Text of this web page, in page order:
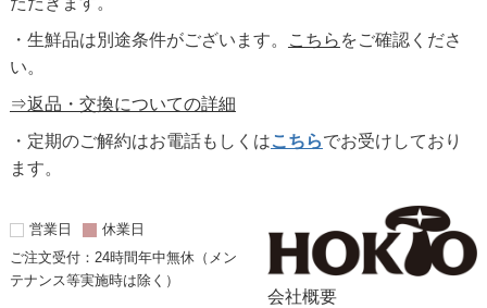
・生鮮品は別途条件がございます。
こちら をご確認くださ
い。
⇒返品・交換についての詳細
・定期のご解約はお電話もしくはこちらでお受けしており
ます。
営業日
休業日
ご注文受付：24時間年中無休（メン
テナンス等実施時は除く）
会社概要